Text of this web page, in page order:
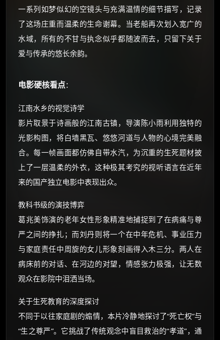
一系列如梦似幻的空镜头与充满温情的细节描写，记录
了这场庄重而温柔的生命谢幕。当老船再次划入宽广的
水域，所有的不甘与执念似乎都随波而去，只留下关于
爱与传承的悠长余韵。
电影硬核看点：
江南水乡的视觉诗学
影片取景于诗画般的江南古镇，导演陈小雨利用独特的
光影构图，将白墙黑瓦、悠悠河道与人物的心境完美融
合。每一帧画面都仿佛自带水汽，为沉重的生死题材披
上了一层温柔的外衣，这种极其考究的视听语言在近年
来的国产独立电影中表现出众。
教科书级的演技博弈
葛兆美饰演的老年女性形象精准地捕捉到了在病痛与尊
严之间的挣扎；而刘丹则将一个在中年危机、事业压力
与家庭责任中周旋的女儿形象刻画得入木三分。两人在
病床前的对话、在河边的对望，情感张力极强，让无数
观众在影院中泪洒当场。
关于生死教育的深度探讨
不同于以往家庭剧的煽情，本片冷静地探讨了“死亡权”与
“生之尊严”。它挑战了传统观念中盲目救治的“孝道”，通